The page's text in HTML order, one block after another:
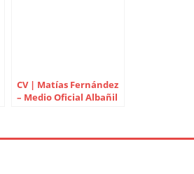
CV | Matías Fernández
– Medio Oficial Albañil